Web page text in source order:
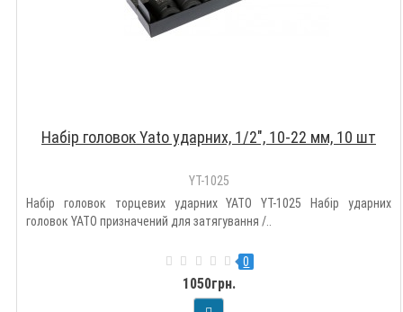
Набір головок Yato ударних, 1/2", 10-22 мм, 10 шт
YT-1025
Набір головок торцевих ударних YATO YT-1025 Набір ударних
головок YATO призначений для затягування /..
0
1050грн.